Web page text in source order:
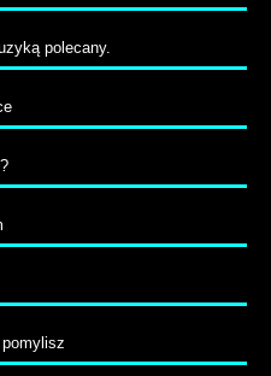
polecany.